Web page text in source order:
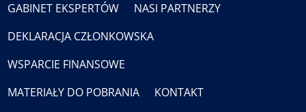
GABINET EKSPERTÓW
NASI PARTNERZY
DEKLARACJA CZŁONKOWSKA
WSPARCIE FINANSOWE
MATERIAŁY DO POBRANIA
KONTAKT